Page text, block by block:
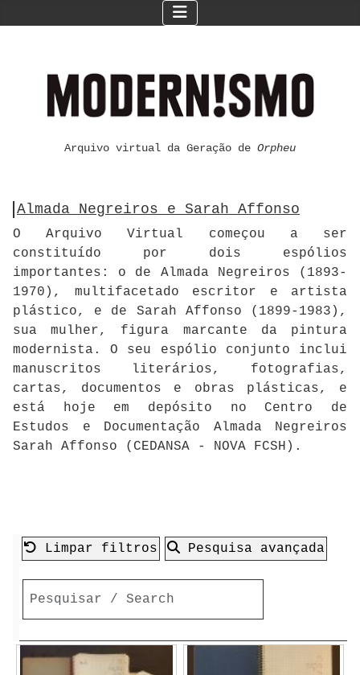
Arquivo virtual da Geração de Orpheu
Almada Negreiros e Sarah Affonso
O Arquivo Virtual começou a ser
constituído por dois espólios
importantes: o de Almada Negreiros (1893-
1970), multifacetado escritor e artista
plástico, e de Sarah Affonso (1899-1983),
sua mulher, figura marcante da pintura
modernista. O seu espólio conjunto inclui
manuscritos literários, fotografias,
cartas, documentos e obras plásticas, e
está hoje em depósito no Centro de
Estudos e Documentação Almada Negreiros
Sarah Affonso (CEDANSA - NOVA FCSH).
Limpar filtros Pesquisa avançada